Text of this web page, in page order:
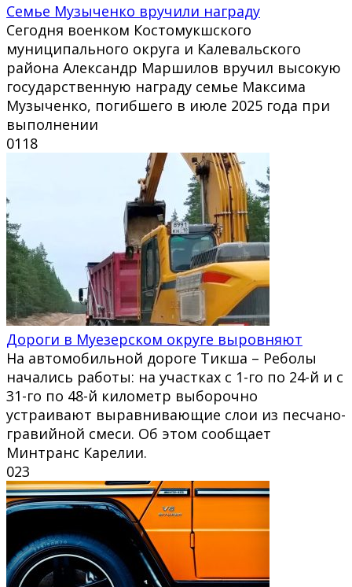
Семье Музыченко вручили награду
Сегодня военком Костомукшского
муниципального округа и Калевальского
района Александр Маршилов вручил высокую
государственную награду семье Максима
Музыченко, погибшего в июле 2025 года при
выполнении
0118
Дороги в Муезерском округе выровняют
На автомобильной дороге Тикша – Реболы
начались работы: на участках с 1-го по 24-й и с
31-го по 48-й километр выборочно
устраивают выравнивающие слои из песчано-
гравийной смеси. Об этом сообщает
Минтранс Карелии.
023